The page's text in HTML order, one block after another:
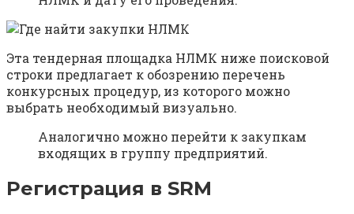
Эта тендерная площадка НЛМК ниже поисковой
строки предлагает к обозрению перечень
конкурсных процедур, из которого можно
выбрать необходимый визуально.
Аналогично можно перейти к закупкам
входящих в группу предприятий.
Регистрация в SRM